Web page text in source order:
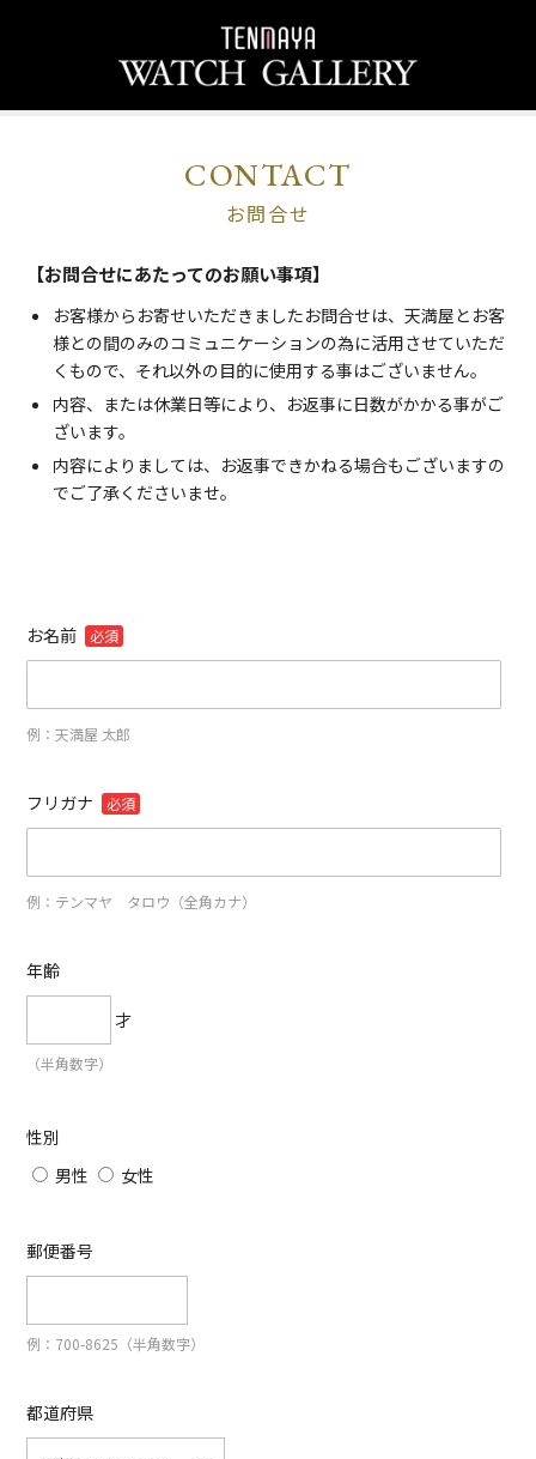
CONTACT
お問合せ
【お問合せにあたってのお願い事項】
お客様からお寄せいただきましたお問合せは、天満屋とお客
様との間のみのコミュニケーションの為に活用させていただ
くもので、それ以外の目的に使用する事はございません。
内容、または休業日等により、お返事に日数がかかる事がご
ざいます。
内容によりましては、お返事できかねる場合もございますの
でご了承くださいませ。
お名前 必須
例：天満屋 太郎
フリガナ 必須
例：テンマヤ タロウ（全角カナ）
年齢
才
（半角数字）
性別
男性
女性
郵便番号
例：700-8625（半角数字）
都道府県